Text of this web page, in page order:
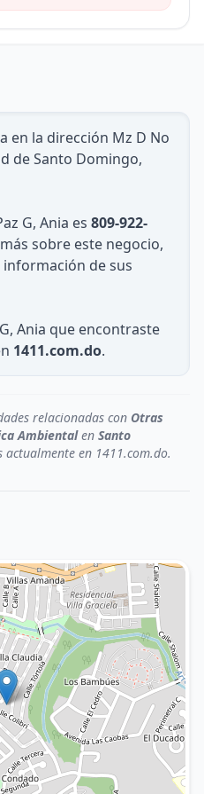
en la dirección Mz D No
de Santo Domingo,
G, Ania es 809-922-
sobre este negocio,
de sus
Ania que encontraste
1411.com.do.
relacionadas con Otras
Ambientalen Santo
actualmente en 1411.com.do.